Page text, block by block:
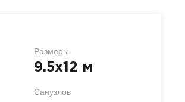
Размеры
9.5x12 м
Санузлов